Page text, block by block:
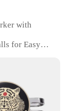
with
for Easy